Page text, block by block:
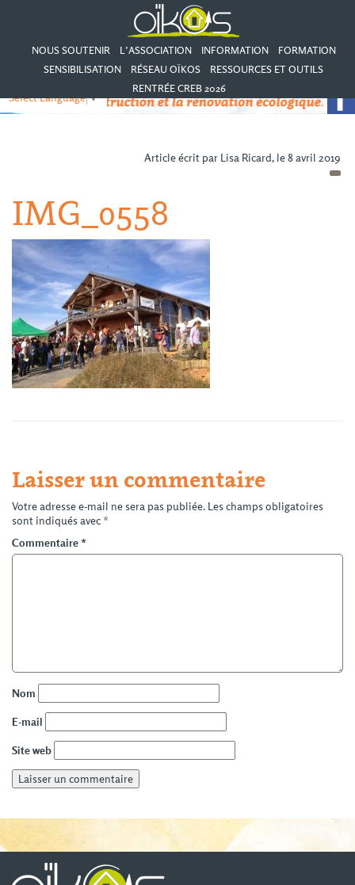
NOUS SOUTENIR L’ASSOCIATION INFORMATION
FORMATION
SENSIBILISATION
RÉSEAU OÏKOS
RESSOURCES ET OUTILS
RENTRÉE CREB 2026
Select Language▼
Article écrit par Lisa Ricard, le 8 avril 2019
IMG_0558
Laisser un commentaire
Votre adresse e-mail ne sera pas publiée. Les champs obligatoires
sont indiqués avec *
Commentaire *
Nom
E-mail
Site web